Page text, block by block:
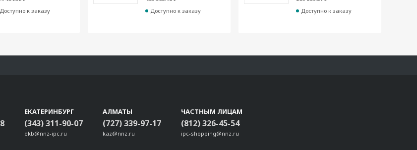
Доступно к заказу
Доступно к заказу
Доступно к заказу
ЕКАТЕРИНБУРГ
(343) 311-90-07
ekb@nnz-ipc.ru
АЛМАТЫ
(727) 339-97-17
kaz@nnz.ru
ЧАСТНЫМ ЛИЦАМ
(812) 326-45-54
ipc-shopping@nnz.ru